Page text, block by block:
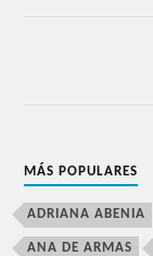
MÁS POPULARES
ADRIANA ABENIA
ANA DE ARMAS